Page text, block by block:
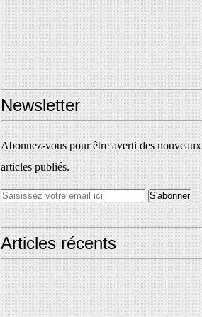
Newsletter
Abonnez-vous pour être averti des nouveaux
articles publiés.
Articles récents